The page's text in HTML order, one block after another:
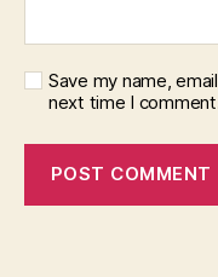
Save my name,
next time I